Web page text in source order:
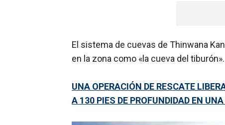
El sistema de cuevas de Thinwana
en la zona como «la cueva del tiburón».
UNA OPERACIÓN DE RESCATE
A 130 PIES DE PROFUNDIDAD EN